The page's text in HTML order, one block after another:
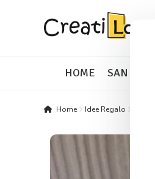
Skip
to
Skip
to
HOME SAN
Home Idee Regalo